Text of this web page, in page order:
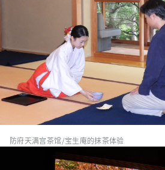
防府天满宫茶馆/宝生庵的抹茶体验